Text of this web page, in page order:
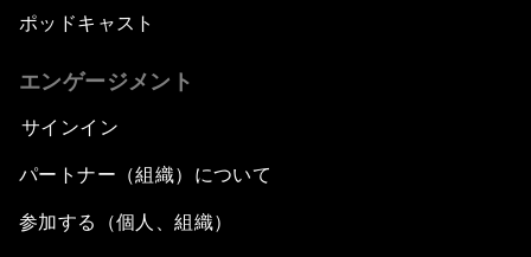
ポッドキャスト
エンゲージメント
サインイン
パートナー（組織）について
参加する（個人、組織）